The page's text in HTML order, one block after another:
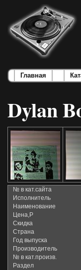
Главная
Dylan
№ в кат.сайта
Исполнитель
Наименование
Цена,Р
Скидка
Страна
Год выпуска
Производитель
№ в кат.произв.
Раздел